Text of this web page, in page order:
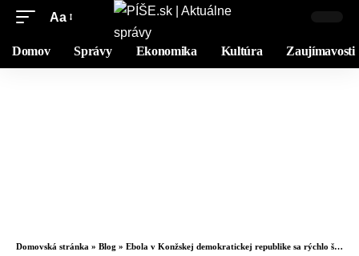
Aa
Domov Správy Ekonomika Kultúra Zaujímavosti
Domovská stránka » Blog » Ebola v Konžskej demokratickej republike sa rýchlo šíri, varuje WHO